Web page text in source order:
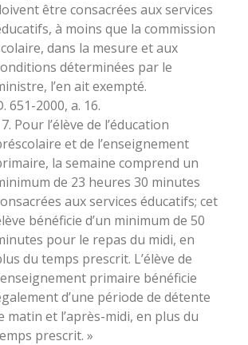
être consacrées aux services
à moins que la commission
dans la mesure et aux
déterminées par le
l’en ait exempté.
651-2000, a. 16.
Pour l’élève de l’éducation
et de l’enseignement
la semaine comprend un
de 23 heures 30 minutes
aux services éducatifs; cet
bénéficie d’un minimum de 50
pour le repas du midi, en
du temps prescrit. L’élève de
primaire bénéficie
d’une période de détente
matin et l’après-midi, en plus du
prescrit. »